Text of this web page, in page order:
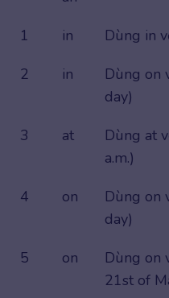
1 in
Dùng in
2
in
Dùng on
day)
3
at
Dùng at
a.m.)
4
on
Dùng on
day)
5
on
Dùng on
21st of